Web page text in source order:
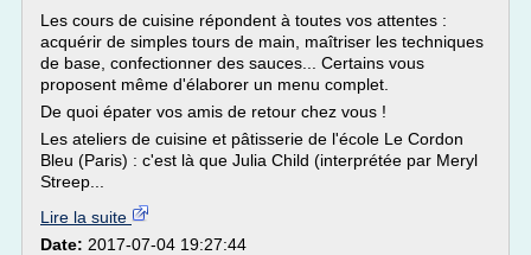
Les cours de cuisine répondent à toutes vos attentes :
acquérir de simples tours de main, maîtriser les techniques
de base, confectionner des sauces... Certains vous
proposent même d'élaborer un menu complet.
De quoi épater vos amis de retour chez vous !
Les ateliers de cuisine et pâtisserie de l'école Le Cordon
Bleu (Paris) : c'est là que Julia Child (interprétée par Meryl
Streep...
Lire la suite
Date: 2017-07-04 19:27:44